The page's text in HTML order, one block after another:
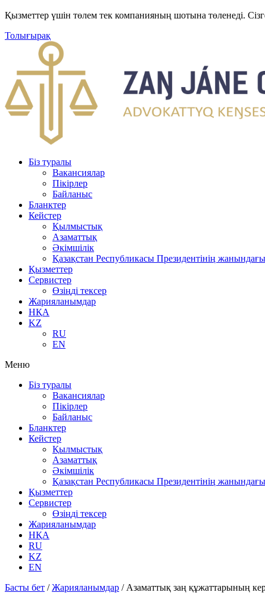
Қызметтер үшін төлем тек компанияның шотына төленеді.
Толығырақ
Біз туралы
Вакансиялар
Пікірлер
Байланыс
Бланктер
Кейстер
Қылмыстық
Азаматтық
Әкімшілік
Қазақстан Республикасы Президентінің
Қызметтер
Сервистер
Өзіңді тексер
Жарияланымдар
НҚА
KZ
RU
EN
Меню
Біз туралы
Вакансиялар
Пікірлер
Байланыс
Бланктер
Кейстер
Қылмыстық
Азаматтық
Әкімшілік
Қазақстан Республикасы Президентінің
Қызметтер
Сервистер
Өзіңді тексер
Жарияланымдар
НҚА
RU
KZ
EN
Басты бет /Жарияланымдар / Азаматтық заң құжаттарының